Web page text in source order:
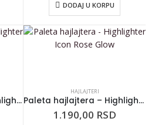
DODAJ U KORPU
Paleta hajlajtera – Highlighter Icon Molten Bronze
HAJLAJTERI
Paleta hajlajtera – Highlighter Icon Rose Glow
1.190,00 RSD